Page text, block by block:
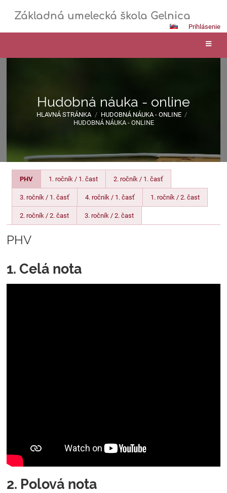
Základná umelecká škola Gelnica
Prihlásenie
Hudobná náuka - online
HLAVNÁ STRÁNKA / HUDOBNÁ NÁUKA - ONLINE /
HUDOBNÁ NÁUKA - ONLINE
Hudobná
náuka
-
online
PHV 1. ročník / 1. čast 2. ročník / 1. časť
3. ročník / 1. časť 4. ročník / 1. časť 1. ročník / 2. čast
2. ročník / 2. čast 3. ročník / 2. čast
PHV
1. Celá nota
2. Polová nota